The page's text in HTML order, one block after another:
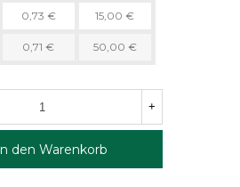
0,73 € 15,00 €
0,71 € 50,00 €
+
In den Warenkorb